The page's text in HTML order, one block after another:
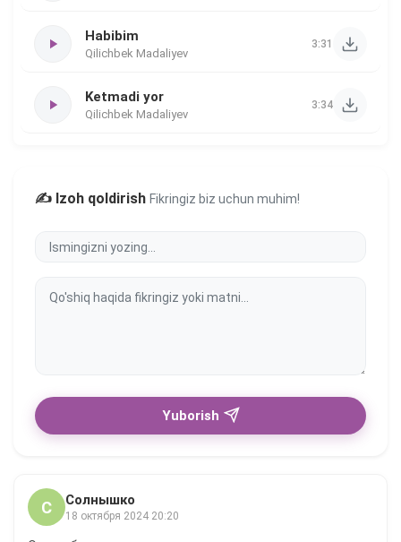
Habibim
Qilichbek Madaliyev
3:31
Ketmadi yor
Qilichbek Madaliyev
3:34
✍️ Izoh qoldirish Fikringiz biz uchun muhim!
Yuborish
С Солнышко
18 октября 2024 20:20